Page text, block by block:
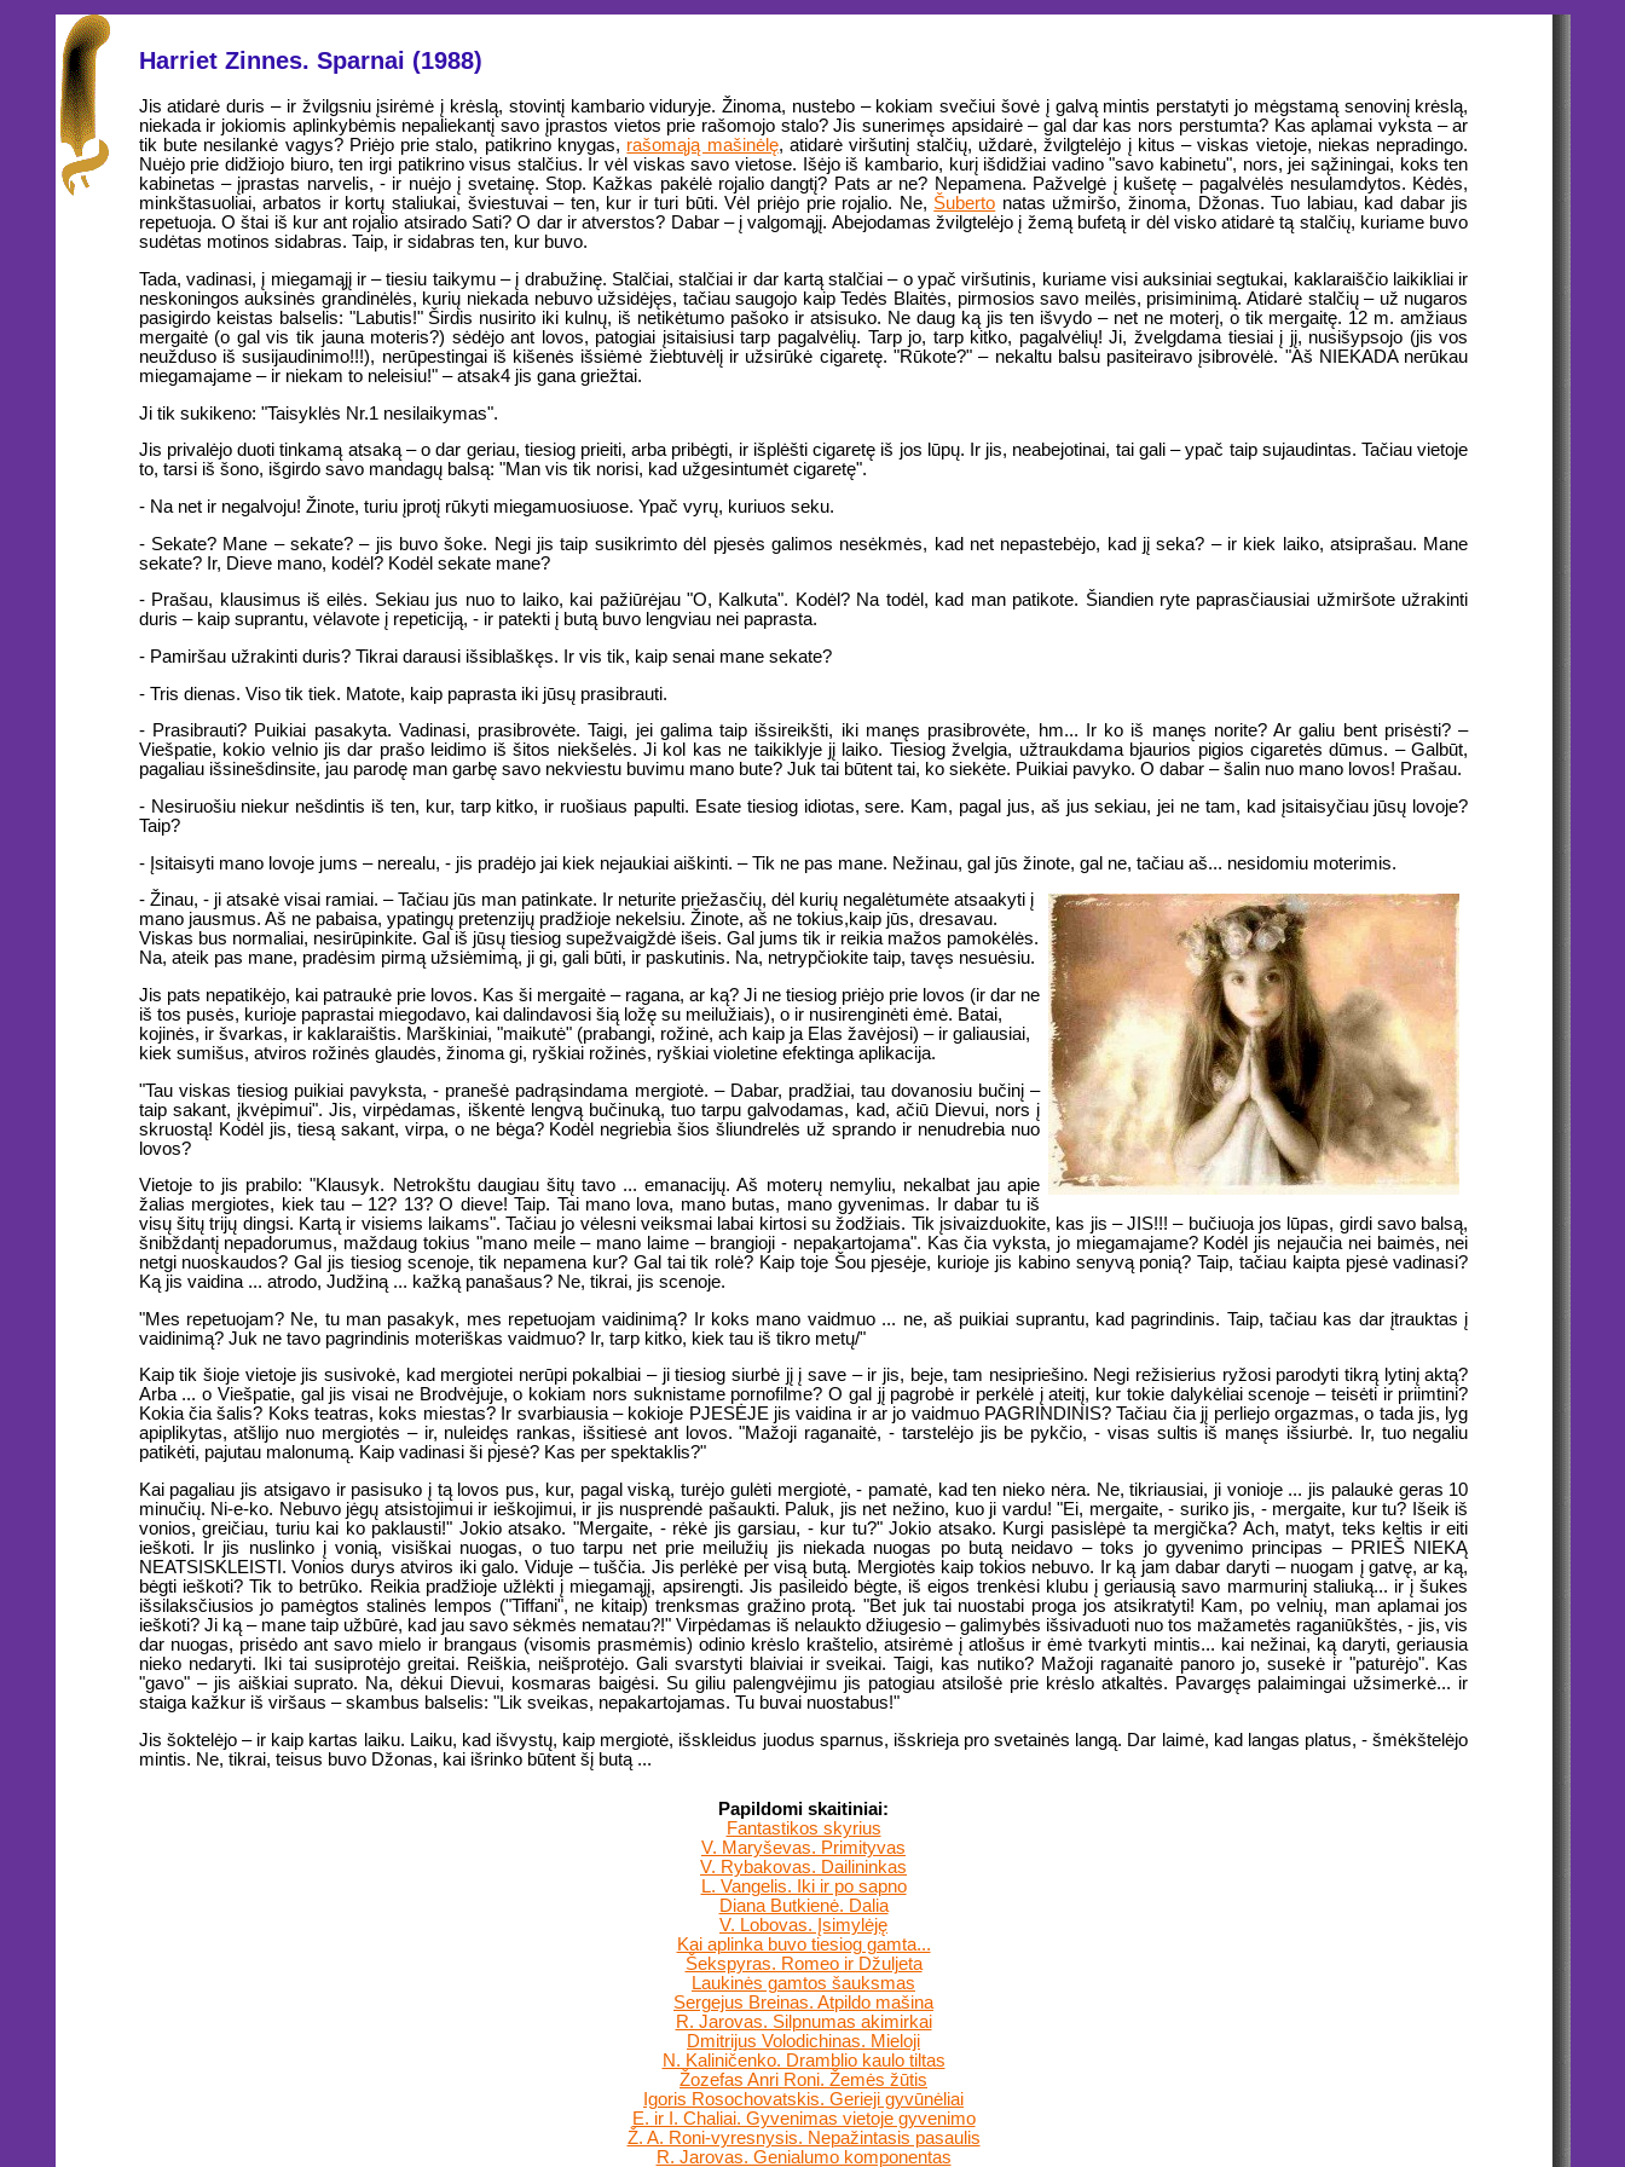
Harriet Zinnes. Sparnai (1988)
Jis atidarė duris – ir žvilgsniu įsirėmė į krėslą, stovintį kambario viduryje. Žinoma, nustebo – kokiam svečiui šovė į galvą mintis perstatyti jo mėgstamą senovinį krėslą,
niekada ir jokiomis aplinkybėmis nepaliekantį savo įprastos vietos prie rašomojo stalo? Jis sunerimęs apsidairė – gal dar kas nors perstumta? Kas aplamai vyksta – ar
tik bute nesilankė vagys? Priėjo prie stalo, patikrino knygas, rašomąją mašinėlę, atidarė viršutinį stalčių, uždarė, žvilgtelėjo į kitus – viskas vietoje, niekas nepradingo.
Nuėjo prie didžiojo biuro, ten irgi patikrino visus stalčius. Ir vėl viskas savo vietose. Išėjo iš kambario, kurį išdidžiai vadino "savo kabinetu", nors, jei sąžiningai, koks ten
kabinetas – įprastas narvelis, - ir nuėjo į svetainę. Stop. Kažkas pakėlė rojalio dangtį? Pats ar ne? Nepamena. Pažvelgė į kušetę – pagalvėlės nesulamdytos. Kėdės,
minkštasuoliai, arbatos ir kortų staliukai, šviestuvai – ten, kur ir turi būti. Vėl priėjo prie rojalio. Ne, Šuberto natas užmiršo, žinoma, Džonas. Tuo labiau, kad dabar jis
repetuoja. O štai iš kur ant rojalio atsirado Sati? O dar ir atverstos? Dabar – į valgomąjį. Abejodamas žvilgtelėjo į žemą bufetą ir dėl visko atidarė tą stalčių, kuriame buvo
sudėtas motinos sidabras. Taip, ir sidabras ten, kur buvo.
Tada, vadinasi, į miegamąjį ir – tiesiu taikymu – į drabužinę. Stalčiai, stalčiai ir dar kartą stalčiai – o ypač viršutinis, kuriame visi auksiniai segtukai, kaklaraiščio laikikliai ir
neskoningos auksinės grandinėlės, kurių niekada nebuvo užsidėjęs, tačiau saugojo kaip Tedės Blaitės, pirmosios savo meilės, prisiminimą. Atidarė stalčių – už nugaros
pasigirdo keistas balselis: "Labutis!" Širdis nusirito iki kulnų, iš netikėtumo pašoko ir atsisuko. Ne daug ką jis ten išvydo – net ne moterį, o tik mergaitę. 12 m. amžiaus
mergaitė (o gal vis tik jauna moteris?) sėdėjo ant lovos, patogiai įsitaisiusi tarp pagalvėlių. Tarp jo, tarp kitko, pagalvėlių! Ji, žvelgdama tiesiai į jį, nusišypsojo (jis vos
neužduso iš susijaudinimo!!!), nerūpestingai iš kišenės išsiėmė žiebtuvėlį ir užsirūkė cigaretę. "Rūkote?" – nekaltu balsu pasiteiravo įsibrovėlė. "Aš NIEKADA nerūkau
miegamajame – ir niekam to neleisiu!" – atsak4 jis gana griežtai.
Ji tik sukikeno: "Taisyklės Nr.1 nesilaikymas".
Jis privalėjo duoti tinkamą atsaką – o dar geriau, tiesiog prieiti, arba pribėgti, ir išplėšti cigaretę iš jos lūpų. Ir jis, neabejotinai, tai gali – ypač taip sujaudintas. Tačiau vietoje
to, tarsi iš šono, išgirdo savo mandagų balsą: "Man vis tik norisi, kad užgesintumėt cigaretę".
- Na net ir negalvoju! Žinote, turiu įprotį rūkyti miegamuosiuose. Ypač vyrų, kuriuos seku.
- Sekate? Mane – sekate? – jis buvo šoke. Negi jis taip susikrimto dėl pjesės galimos nesėkmės, kad net nepastebėjo, kad jį seka? – ir kiek laiko, atsiprašau. Mane
sekate? Ir, Dieve mano, kodėl? Kodėl sekate mane?
- Prašau, klausimus iš eilės. Sekiau jus nuo to laiko, kai pažiūrėjau "O, Kalkuta". Kodėl? Na todėl, kad man patikote. Šiandien ryte paprasčiausiai užmiršote užrakinti
duris – kaip suprantu, vėlavote į repeticiją, - ir patekti į butą buvo lengviau nei paprasta.
- Pamiršau užrakinti duris? Tikrai darausi išsiblaškęs. Ir vis tik, kaip senai mane sekate?
- Tris dienas. Viso tik tiek. Matote, kaip paprasta iki jūsų prasibrauti.
- Prasibrauti? Puikiai pasakyta. Vadinasi, prasibrovėte. Taigi, jei galima taip išsireikšti, iki manęs prasibrovėte, hm... Ir ko iš manęs norite? Ar galiu bent prisėsti? –
Viešpatie, kokio velnio jis dar prašo leidimo iš šitos niekšelės. Ji kol kas ne taikiklyje jį laiko. Tiesiog žvelgia, užtraukdama bjaurios pigios cigaretės dūmus. – Galbūt,
pagaliau išsinešdinsite, jau parodę man garbę savo nekviestu buvimu mano bute? Juk tai būtent tai, ko siekėte. Puikiai pavyko. O dabar – šalin nuo mano lovos! Prašau.
- Nesiruošiu niekur nešdintis iš ten, kur, tarp kitko, ir ruošiaus papulti. Esate tiesiog idiotas, sere. Kam, pagal jus, aš jus sekiau, jei ne tam, kad įsitaisyčiau jūsų lovoje?
Taip?
- Įsitaisyti mano lovoje jums – nerealu, - jis pradėjo jai kiek nejaukiai aiškinti. – Tik ne pas mane. Nežinau, gal jūs žinote, gal ne, tačiau aš... nesidomiu moterimis.
- Žinau, - ji atsakė visai ramiai. – Tačiau jūs man patinkate. Ir neturite priežasčių, dėl kurių negalėtumėte atsaakyti į
mano jausmus. Aš ne pabaisa, ypatingų pretenzijų pradžioje nekelsiu. Žinote, aš ne tokius,kaip jūs, dresavau.
Viskas bus normaliai, nesirūpinkite. Gal iš jūsų tiesiog supežvaigždė išeis. Gal jums tik ir reikia mažos pamokėlės.
Na, ateik pas mane, pradėsim pirmą užsiėmimą, ji gi, gali būti, ir paskutinis. Na, netrypčiokite taip, tavęs nesuėsiu.
Jis pats nepatikėjo, kai patraukė prie lovos. Kas ši mergaitė – ragana, ar ką? Ji ne tiesiog priėjo prie lovos (ir dar ne
iš tos pusės, kurioje paprastai miegodavo, kai dalindavosi šią ložę su meilužiais), o ir nusirenginėti ėmė. Batai,
kojinės, ir švarkas, ir kaklaraištis. Marškiniai, "maikutė" (prabangi, rožinė, ach kaip ja Elas žavėjosi) – ir galiausiai,
kiek sumišus, atviros rožinės glaudės, žinoma gi, ryškiai rožinės, ryškiai violetine efektinga aplikacija.
"Tau viskas tiesiog puikiai pavyksta, - pranešė padrąsindama mergiotė. – Dabar, pradžiai, tau dovanosiu bučinį –
taip sakant, įkvėpimui". Jis, virpėdamas, iškentė lengvą bučinuką, tuo tarpu galvodamas, kad, ačiū Dievui, nors į
skruostą! Kodėl jis, tiesą sakant, virpa, o ne bėga? Kodėl negriebia šios šliundrelės už sprando ir nenudrebia nuo
lovos?
Vietoje to jis prabilo: "Klausyk. Netrokštu daugiau šitų tavo ... emanacijų. Aš moterų nemyliu, nekalbat jau apie
žalias mergiotes, kiek tau – 12? 13? O dieve! Taip. Tai mano lova, mano butas, mano gyvenimas. Ir dabar tu iš
visų šitų trijų dingsi. Kartą ir visiems laikams". Tačiau jo vėlesni veiksmai labai kirtosi su žodžiais. Tik įsivaizduokite, kas jis – JIS!!! – bučiuoja jos lūpas, girdi savo balsą,
šnibždantį nepadorumus, maždaug tokius "mano meile – mano laime – brangioji - nepakartojama". Kas čia vyksta, jo miegamajame? Kodėl jis nejaučia nei baimės, nei
netgi nuoskaudos? Gal jis tiesiog scenoje, tik nepamena kur? Gal tai tik rolė? Kaip toje Šou pjesėje, kurioje jis kabino senyvą ponią? Taip, tačiau kaipta pjesė vadinasi?
Ką jis vaidina ... atrodo, Judžiną ... kažką panašaus? Ne, tikrai, jis scenoje.
"Mes repetuojam? Ne, tu man pasakyk, mes repetuojam vaidinimą? Ir koks mano vaidmuo ... ne, aš puikiai suprantu, kad pagrindinis. Taip, tačiau kas dar įtrauktas į
vaidinimą? Juk ne tavo pagrindinis moteriškas vaidmuo? Ir, tarp kitko, kiek tau iš tikro metų/"
Kaip tik šioje vietoje jis susivokė, kad mergiotei nerūpi pokalbiai – ji tiesiog siurbė jį į save – ir jis, beje, tam nesipriešino. Negi režisierius ryžosi parodyti tikrą lytinį aktą?
Arba ... o Viešpatie, gal jis visai ne Brodvėjuje, o kokiam nors suknistame pornofilme? O gal jį pagrobė ir perkėlė į ateitį, kur tokie dalykėliai scenoje – teisėti ir priimtini?
Kokia čia šalis? Koks teatras, koks miestas? Ir svarbiausia – kokioje PJESĖJE jis vaidina ir ar jo vaidmuo PAGRINDINIS? Tačiau čia jį perliejo orgazmas, o tada jis, lyg
apiplikytas, atšlijo nuo mergiotės – ir, nuleidęs rankas, išsitiesė ant lovos. "Mažoji raganaitė, - tarstelėjo jis be pykčio, - visas sultis iš manęs išsiurbė. Ir, tuo negaliu
patikėti, pajutau malonumą. Kaip vadinasi ši pjesė? Kas per spektaklis?"
Kai pagaliau jis atsigavo ir pasisuko į tą lovos pus, kur, pagal viską, turėjo gulėti mergiotė, - pamatė, kad ten nieko nėra. Ne, tikriausiai, ji vonioje ... jis palaukė geras 10
minučių. Ni-e-ko. Nebuvo jėgų atsistojimui ir ieškojimui, ir jis nusprendė pašaukti. Paluk, jis net nežino, kuo ji vardu! "Ei, mergaite, - suriko jis, - mergaite, kur tu? Išeik iš
vonios, greičiau, turiu kai ko paklausti!" Jokio atsako. "Mergaite, - rėkė jis garsiau, - kur tu?" Jokio atsako. Kurgi pasislėpė ta mergička? Ach, matyt, teks keltis ir eiti
ieškoti. Ir jis nuslinko į vonią, visiškai nuogas, o tuo tarpu net prie meilužių jis niekada nuogas po butą neidavo – toks jo gyvenimo principas – PRIEŠ NIEKĄ
NEATSISKLEISTI. Vonios durys atviros iki galo. Viduje – tuščia. Jis perlėkė per visą butą. Mergiotės kaip tokios nebuvo. Ir ką jam dabar daryti – nuogam į gatvę, ar ką,
bėgti ieškoti? Tik to betrūko. Reikia pradžioje užlėkti į miegamąjį, apsirengti. Jis pasileido bėgte, iš eigos trenkėsi klubu į geriausią savo marmurinį staliuką... ir į šukes
išsilaksčiusios jo pamėgtos stalinės lempos ("Tiffani", ne kitaip) trenksmas gražino protą. "Bet juk tai nuostabi proga jos atsikratyti! Kam, po velnių, man aplamai jos
ieškoti? Ji ką – mane taip užbūrė, kad jau savo sėkmės nematau?!" Virpėdamas iš nelaukto džiugesio – galimybės išsivaduoti nuo tos mažametės raganiūkštės, - jis, vis
dar nuogas, prisėdo ant savo mielo ir brangaus (visomis prasmėmis) odinio krėslo kraštelio, atsirėmė į atlošus ir ėmė tvarkyti mintis... kai nežinai, ką daryti, geriausia
nieko nedaryti. Iki tai susiprotėjo greitai. Reiškia, neišprotėjo. Gali svarstyti blaiviai ir sveikai. Taigi, kas nutiko? Mažoji raganaitė panoro jo, susekė ir "paturėjo". Kas
"gavo" – jis aiškiai suprato. Na, dėkui Dievui, kosmaras baigėsi. Su giliu palengvėjimu jis patogiau atsilošė prie krėslo atkaltės. Pavargęs palaimingai užsimerkė... ir
staiga kažkur iš viršaus – skambus balselis: "Lik sveikas, nepakartojamas. Tu buvai nuostabus!"
Jis šoktelėjo – ir kaip kartas laiku. Laiku, kad išvystų, kaip mergiotė, išskleidus juodus sparnus, išskrieja pro svetainės langą. Dar laimė, kad langas platus, - šmėkštelėjo
mintis. Ne, tikrai, teisus buvo Džonas, kai išrinko būtent šį butą ...
Papildomi skaitiniai:
Fantastikos skyrius
V. Maryševas. Primityvas
V. Rybakovas. Dailininkas
L. Vangelis. Iki ir po sapno
Diana Butkienė. Dalia
V. Lobovas. Įsimylėję
Kai aplinka buvo tiesiog gamta...
Šekspyras. Romeo ir Džuljeta
Laukinės gamtos šauksmas
Sergejus Breinas. Atpildo mašina
R. Jarovas. Silpnumas akimirkai
Dmitrijus Volodichinas. Mieloji
N. Kaliničenko. Dramblio kaulo tiltas
Žozefas Anri Roni. Žemės žūtis
Igoris Rosochovatskis. Gerieji gyvūnėliai
E. ir I. Chaliai. Gyvenimas vietoje gyvenimo
Ž. A. Roni-vyresnysis. Nepažintasis pasaulis
R. Jarovas. Genialumo komponentas